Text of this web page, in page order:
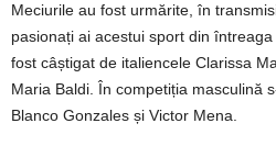
Meciurile au fost urmărite, în
pasionați ai acestui sport din
fost câștigat de italiencele Clarissa
Maria Baldi. În competiția masculină
Blanco Gonzales și Victor Mena.